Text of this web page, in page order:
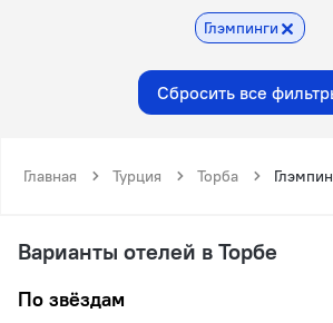
Глэмпинги
Сбросить все
Главная Турция Торба
Варианты отелей в Торбе
По звёздам